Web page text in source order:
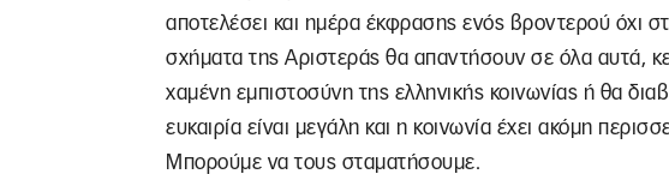
αποτελέσει και ημέρα έκφρασης ενός βροντερού όχι
σχήματα της Αριστεράς θα απαντήσουν σε όλα αυτά,
χαμένη εμπιστοσύνη της ελληνικής κοινωνίας ή θα
ευκαιρία είναι μεγάλη και η κοινωνία έχει ακόμη
Μπορούμε να τους σταματήσουμε.